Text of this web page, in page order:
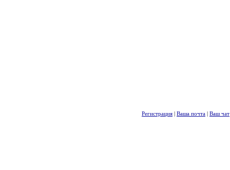
Регистрация | Ваша почта | Ваш чат